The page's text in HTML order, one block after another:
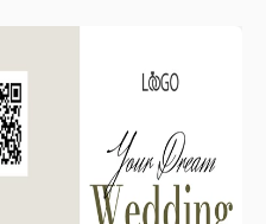
Slides, Microsoft PowerPoint
Folheto e Panfleto Modelos
US Folheto e Panfleto Modelos